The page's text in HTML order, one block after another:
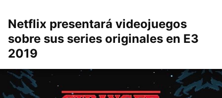
Netflix presentará videojuegos
sobre sus series originales en E3
2019